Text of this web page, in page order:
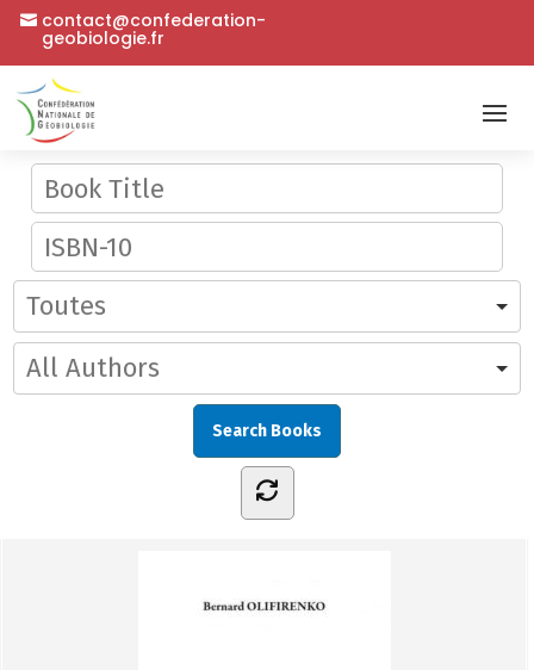
contact@confederation-
geobiologie.fr